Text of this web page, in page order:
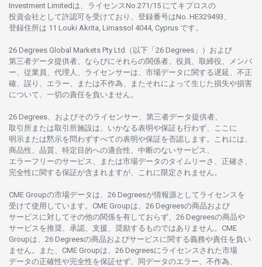
Investment Limitedは、 ライセンスNo.271/15 にてキプロスの
投資会社として許認可を受けており、 登録番号はNo. HE329493、
登録住所は 11 Louki Akrita, Limassol 4044, Cyprus です。
26 Degrees Global Markets Pty Ltd（以下「26 Degrees」） および
第三者データ提供者、ならびにそれらの関係者、役員、取締役、メンバ
ー、従業員、代理人、ライセンサーは、 市場データに関する遅延、不正
確、誤り、エラー、
または不作為、 またそれによって生じた損失や損害
について、 一切の責任を負いません。
26 Degrees、 およびそのライセンサー、 第三者データ提供者、
取引所または取引所施設は、いかなる表明や保証も行わず、 ここに
明示または黙示を 問わずすべての表明や保証を否認し ます。 これには、
商品性、品質、 特定目的への適合性、 中断のないサービス、
エラーフリーのサービス、 または市場データのタイムリーさ、正確さ、
完全性に関する保証が含まれますが、これに限定さ れません。
CME Groupの市場データは、26 Degreesが情報源としてライセンスを
受けて使用しています。 CME Groupは、26 Degreesの商品および
サービスに対してその他の関係を有しておらず、26 Degreesの商品や
サービスを推奨、承認、支援、 奨励するものではありません。 CME
Groupは、26 Degreesの商品およびサービスに関する義務や責任を負い
ません。また、CME Groupは、26 Degreesにライセンスさ れた市場
データの正確性や完全性を保証せず、 同 データのエラー、不作為、